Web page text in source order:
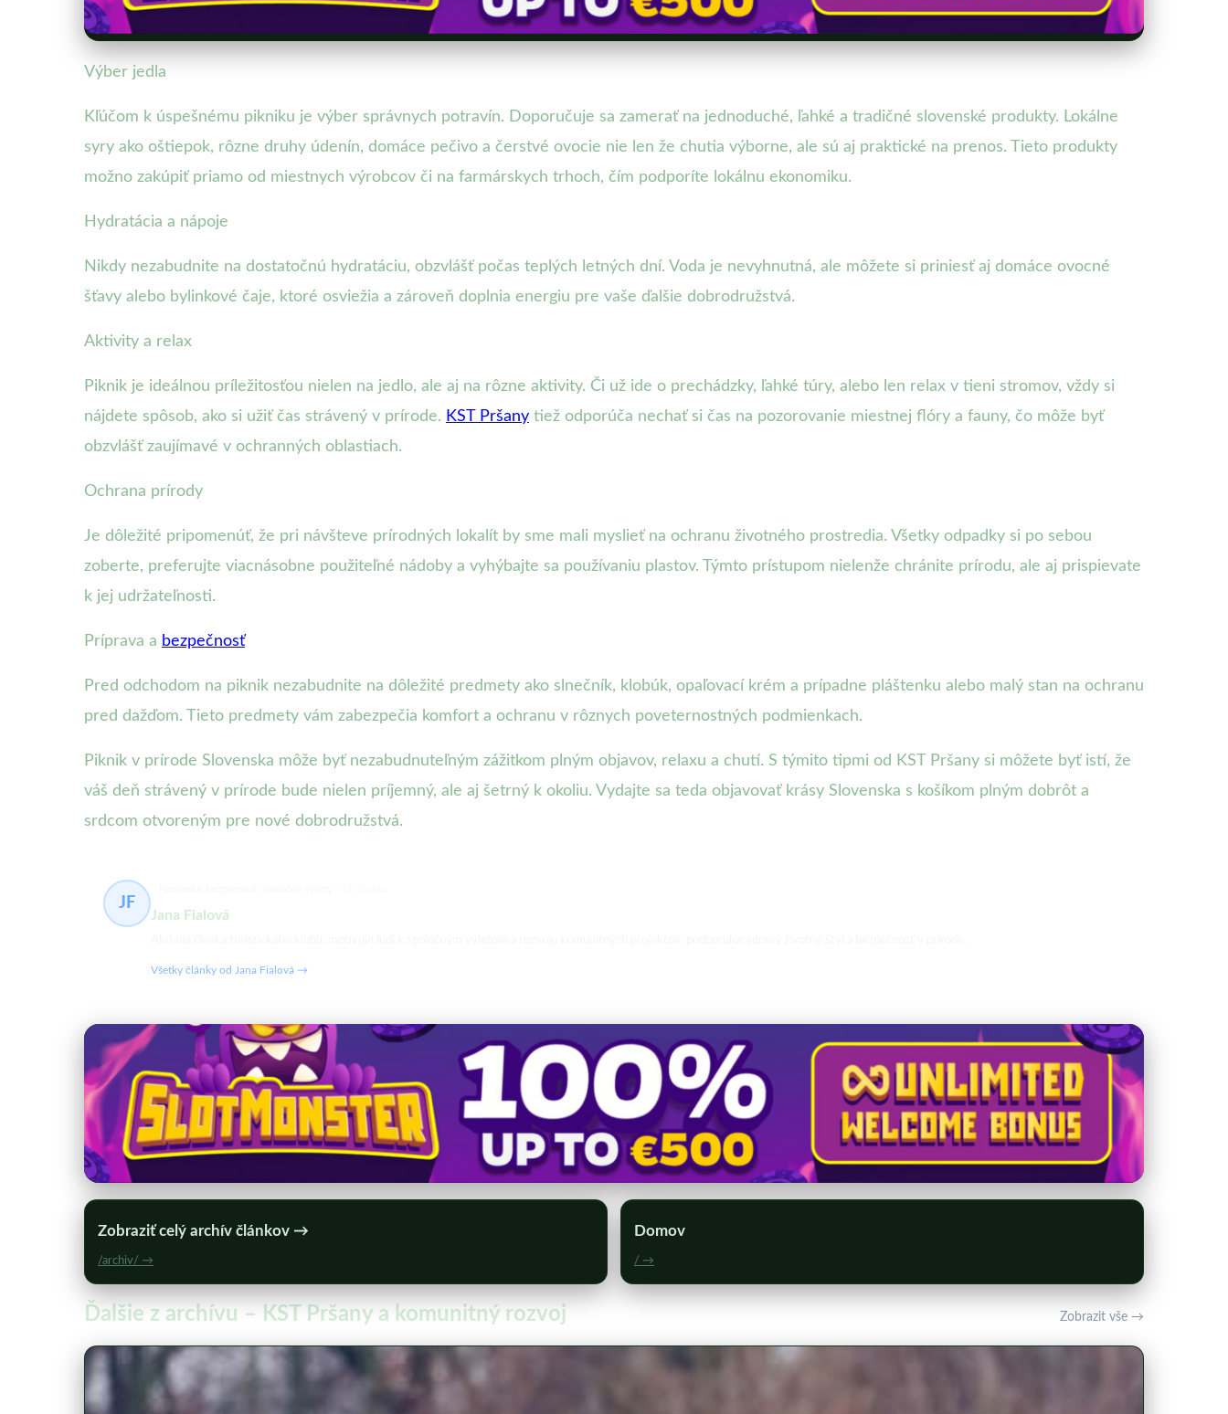
Výber jedla
Kľúčom k úspešnému pikniku je výber správnych potravín. Doporučuje sa zamerať na jednoduché, ľahké a tradičné slovenské produkty. Lokálne
syry ako oštiepok, rôzne druhy údenín, domáce pečivo a čerstvé ovocie nie len že chutia výborne, ale sú aj praktické na prenos. Tieto produkty
možno zakúpiť priamo od miestnych výrobcov či na farmárskych trhoch, čím podporíte lokálnu ekonomiku.
Hydratácia a nápoje
Nikdy nezabudnite na dostatočnú hydratáciu, obzvlášť počas teplých letných dní. Voda je nevyhnutná, ale môžete si priniesť aj domáce ovocné
šťavy alebo bylinkové čaje, ktoré osviežia a zároveň doplnia energiu pre vaše ďalšie dobrodružstvá.
Aktivity a relax
Piknik je ideálnou príležitosťou nielen na jedlo, ale aj na rôzne aktivity. Či už ide o prechádzky, ľahké túry, alebo len relax v tieni stromov, vždy si
nájdete spôsob, ako si užiť čas strávený v prírode. KST Pršany tiež odporúča nechať si čas na pozorovanie miestnej flóry a fauny, čo môže byť
obzvlášť zaujímavé v ochranných oblastiach.
Ochrana prírody
Je dôležité pripomenúť, že pri návšteve prírodných lokalít by sme mali myslieť na ochranu životného prostredia. Všetky odpadky si po sebou
zoberte, preferujte viacnásobne použiteľné nádoby a vyhýbajte sa používaniu plastov. Týmto prístupom nielenže chránite prírodu, ale aj prispievate
k jej udržateľnosti.
Príprava a bezpečnosť
Pred odchodom na piknik nezabudnite na dôležité predmety ako slnečník, klobúk, opaľovací krém a prípadne pláštenku alebo malý stan na ochranu
pred dažďom. Tieto predmety vám zabezpečia komfort a ochranu v rôznych poveternostných podmienkach.
Piknik v prírode Slovenska môže byť nezabudnuteľným zážitkom plným objavov, relaxu a chutí. S týmito tipmi od KST Pršany si môžete byť istí, že
váš deň strávený v prírode bude nielen príjemný, ale aj šetrný k okoliu. Vydajte sa teda objavovať krásy Slovenska s košíkom plným dobrôt a
srdcom otvoreným pre nové dobrodružstvá.
JF
Jana Fialová
Všetky články od Jana Fialová →
Zobraziť celý archív článkov →
/archiv/ →
Domov
/ →
Ďalšie z archívu – KST Pršany a komunitný rozvoj Zobrazit vše →